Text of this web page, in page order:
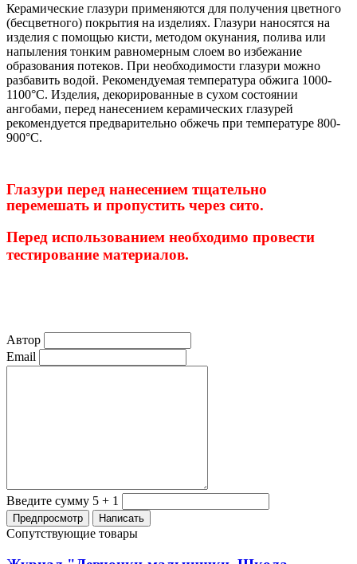
Керамические глазури применяются для получения цветного
(бесцветного) покрытия на изделиях. Глазури наносятся на
изделия с помощью кисти, методом окунания, полива или
напыления тонким равномерным слоем во избежание
образования потеков. При необходимости глазури можно
разбавить водой. Рекомендуемая температура обжига 1000-
1100°С. Изделия, декорированные в сухом состоянии
ангобами, перед нанесением керамических глазурей
рекомендуется предварительно обжечь при температуре 800-
900°С.
Глазури перед нанесением тщательно
перемешать и пропустить через сито.
Перед использованием необходимо провести
тестирование материалов.
Автор
Email
Введите сумму 5 + 1
Сопутствующие товары